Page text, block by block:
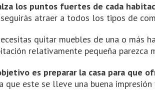
los puntos fuertes de cada
atraer a todos los tipos de
quitar muebles de una o más
relativamente pequeña parezca
es preparar la casa para que
que este se lleve una buena